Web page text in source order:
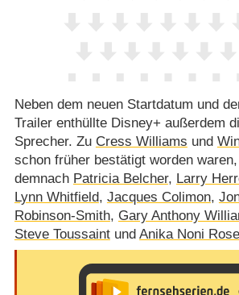
Neben dem neuen Startdatum und
Trailer enthüllte Disney+ außerdem
Sprecher. Zu Cress Williams und
schon früher bestätigt worden
demnach Patricia Belcher, Larry
Lynn Whitfield, Jacques Colimon,
Robinson-Smith, Gary Anthony
Steve Toussaintund Anika Noni Rose